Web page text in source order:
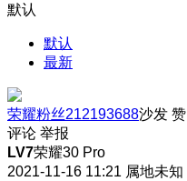
默认
默认
最新
荣耀粉丝212193688沙发 赞
评论 举报
LV7荣耀30 Pro
2021-11-16 11:21 属地未知